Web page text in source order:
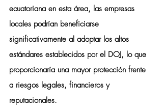
ecuatoriana en esta área, las empresas
locales podrían beneficiarse
significativamente al adoptar los altos
estándares establecidos por el DOJ, lo que
proporcionaría una mayor protección frente
a riesgos legales, financieros y
reputacionales.